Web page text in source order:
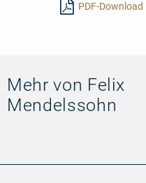
PDF-Download
Mehr von Felix
Mendelssohn